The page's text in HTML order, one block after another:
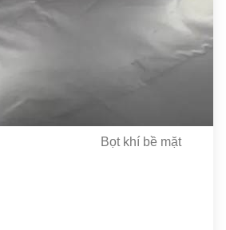
Bọt khí bề mặt